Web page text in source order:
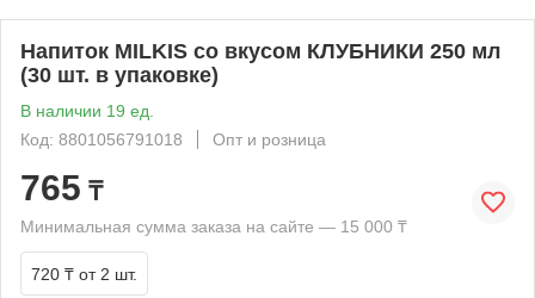
Напиток MILKIS со вкусом КЛУБНИКИ 250 мл
(30 шт. в упаковке)
В наличии 19 ед.
Код: 8801056791018
Опт и розница
765 ₸
Минимальная сумма заказа на сайте — 15 000 ₸
720 ₸ от 2 шт.